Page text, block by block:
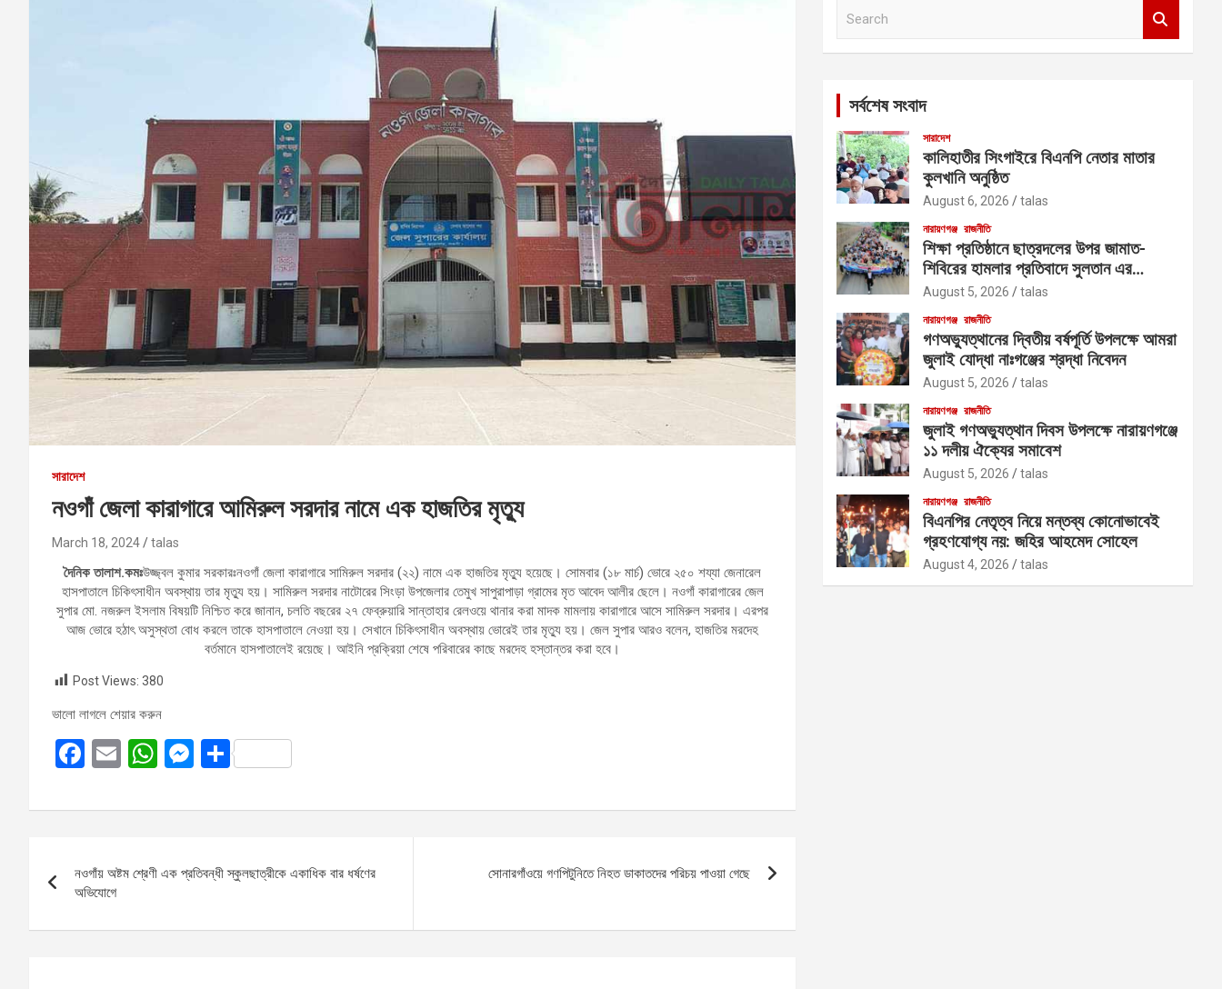
সারাদেশ
নওগাঁ জেলা কারাগারে আমিরুল সরদার নামে এক হাজতির মৃত্যু
March 18, 2024 talas
দৈনিক তালাশ.কমঃউজ্জ্বল কুমার সরকারঃনওগাঁ জেলা কারাগারে সামিরুল সরদার (২২) নামে এক হাজতির মৃত্যু হয়েছে। সোমবার (১৮ মার্চ) ভোরে ২৫০ শয্যা জেনারেল
হাসপাতালে চিকিৎসাধীন অবস্থায় তার মৃত্যু হয়। সামিরুল সরদার নাটোরের সিংড়া উপজেলার তেমুখ সাপুরাপাড়া গ্রামের মৃত আবেদ আলীর ছেলে। নওগাঁ কারাগারের জেল
সুপার মো. নজরুল ইসলাম বিষয়টি নিশ্চিত করে জানান, চলতি বছরের ২৭ ফেব্রুয়ারি সান্তাহার রেলওয়ে থানার করা মাদক মামলায় কারাগারে আসে সামিরুল সরদার। এরপর
আজ ভোরে হঠাৎ অসুস্থতা বোধ করলে তাকে হাসপাতালে নেওয়া হয়। সেখানে চিকিৎসাধীন অবস্থায় ভোরেই তার মৃত্যু হয়। জেল সুপার আরও বলেন, হাজতির মরদেহ
বর্তমানে হাসপাতালেই রয়েছে। আইনি প্রক্রিয়া শেষে পরিবারের কাছে মরদেহ হস্তান্তর করা হবে।
Post Views: 380
ভালো লাগলে শেয়ার করুন
F
ce
o
o
k
E
ail
W
at
A
p
M
se
g
S
ar
navigation
নওগাঁয় অষ্টম শ্রেণী এক প্রতিবন্ধী স্কুলছাত্রীকে একাধিক বার ধর্ষণের
অভিযোগে
সোনারগাঁওয়ে গণপিটুনিতে নিহত ডাকাতদের পরিচয় পাওয়া গেছে
সর্বশেষ সংবাদ
সারাদেশ
কালিহাতীর সিংগাইরে বিএনপি নেতার মাতার
কুলখানি অনুষ্ঠিত
August 6, 2026 talas
নারায়ণগঞ্জ রাজনীতি
শিক্ষা প্রতিষ্ঠানে ছাত্রদলের উপর জামাত-
শিবিরের হামলার প্রতিবাদে সুলতান এর
নেতৃত্বে বিক্ষোভ
August 5, 2026 talas
নারায়ণগঞ্জ রাজনীতি
গণঅভ্যুত্থানের দ্বিতীয় বর্ষপূর্তি উপলক্ষে আমরা
জুলাই যোদ্ধা নাঃগঞ্জের শ্রদ্ধা নিবেদন
August 5, 2026 talas
নারায়ণগঞ্জ রাজনীতি
জুলাই গণঅভ্যুত্থান দিবস উপলক্ষে নারায়ণগঞ্জে
১১ দলীয় ঐক্যের সমাবেশ
August 5, 2026 talas
নারায়ণগঞ্জ রাজনীতি
বিএনপির নেতৃত্ব নিয়ে মন্তব্য কোনোভাবেই
গ্রহণযোগ্য নয়: জহির আহমেদ সোহেল
August 4, 2026 talas